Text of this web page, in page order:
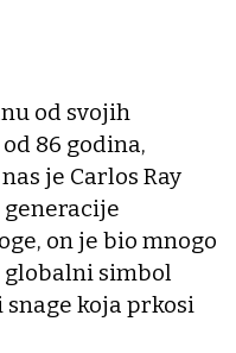
od svojih
86 godina,
je Carlos Ray
generacije
on je bio mnogo
globalni simbol
koja prkosi